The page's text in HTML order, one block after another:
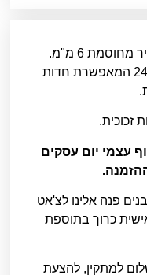
הדפסה על זכוכית אקסטרה קליר מחוסמת 6 מ"מ.
איכות הדפסה מגיעה עד 2400DPI המאפשרת חדות
זכוכית.
(איסוף עצמי יום עסקים
פנה אלינו לצ'אט
כרוך בתוספת
למתקין, להצעת